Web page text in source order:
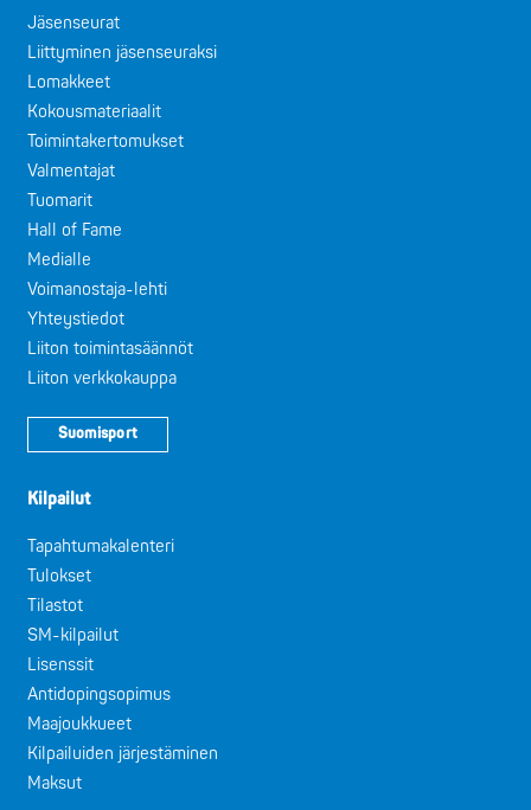
Jäsenseurat
Liittyminen jäsenseuraksi
Lomakkeet
Kokousmateriaalit
Toimintakertomukset
Valmentajat
Tuomarit
Hall of Fame
Medialle
Voimanostaja-lehti
Yhteystiedot
Liiton toimintasäännöt
Liiton verkkokauppa
Suomisport
Kilpailut
Tapahtumakalenteri
Tulokset
Tilastot
SM-kilpailut
Lisenssit
Antidopingsopimus
Maajoukkueet
Kilpailuiden järjestäminen
Maksut